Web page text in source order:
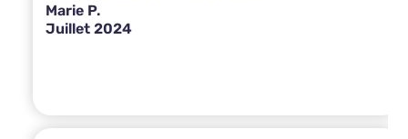
Marie P.
Juillet 2024